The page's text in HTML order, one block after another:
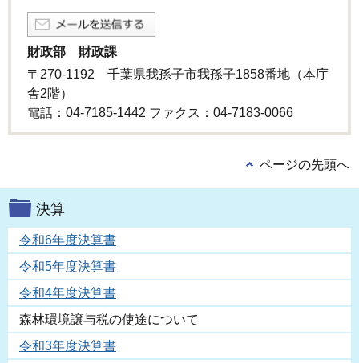
財政部 財政課
〒270-1192 千葉県我孫子市我孫子1858番地（本庁
舎2階）
電話：04-7185-1442 ファクス：04-7183-0066
ページの先頭へ
決算
令和6年度決算書
令和5年度決算書
令和4年度決算書
森林環境譲与税の使途について
令和3年度決算書